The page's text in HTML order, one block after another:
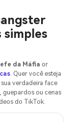
simples
da Máfia or
. Quer você esteja
verdadeira face
guepardos ou cenas
do TikTok.